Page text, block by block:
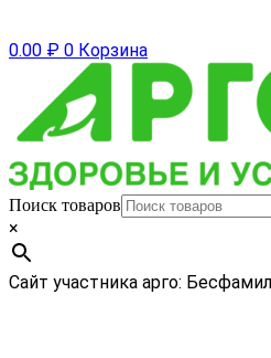
0.00 ₽ 0 Корзина
Поиск товаров
×
Сайт участника арго: